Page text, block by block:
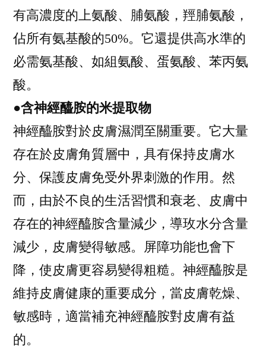
有高濃度的上氨酸、脯氨酸，羥脯氨酸，
佔所有氨基酸的50%。它還提供高水準的
必需氨基酸、如組氨酸、蛋氨酸、苯丙氨
酸。
●含神經醯胺的米提取物
神經醯胺對於皮膚濕潤至關重要。它大量
存在於皮膚角質層中，具有保持皮膚水
分、保護皮膚免受外界刺激的作用。然
而，由於不良的生活習慣和衰老、皮膚中
存在的神經醯胺含量減少，導玫水分含量
減少，皮膚變得敏感。屏障功能也會下
降，使皮膚更容易變得粗糙。神經醯胺是
維持皮膚健康的重要成分，當皮膚乾燥、
敏感時，適當補充神經醯胺對皮膚有益
的。